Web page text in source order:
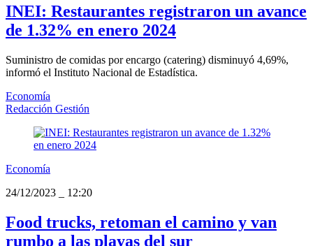
INEI: Restaurantes registraron un avance
de 1.32% en enero 2024
Suministro de comidas por encargo (catering) disminuyó 4,69%,
informó el Instituto Nacional de Estadística.
Economía
Redacción Gestión
Economía
24/12/2023
12:20
Food trucks, retoman el camino y van
rumbo a las playas del sur